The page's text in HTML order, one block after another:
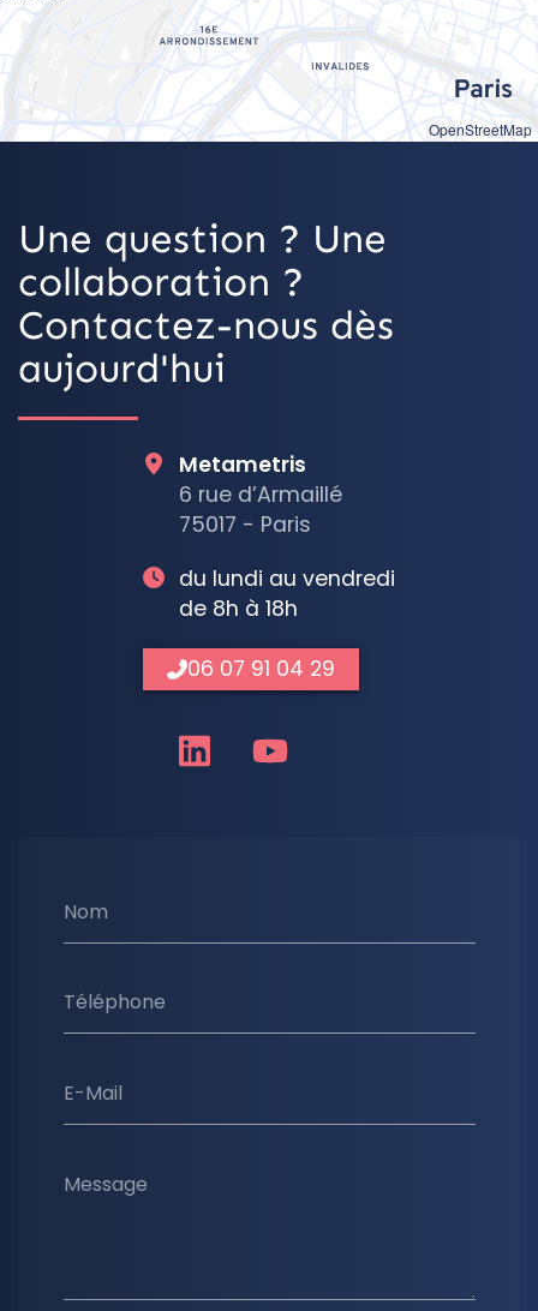
OpenStreetMap
Une question ? Une
collaboration ?
Contactez-nous dès
aujourd'hui
Nom
Téléphone
E-Mail
Message
Metametris
6 rue d’Armaillé
75017 - Paris
du lundi au vendredi
de 8h à 18h
06 07 91 04 29